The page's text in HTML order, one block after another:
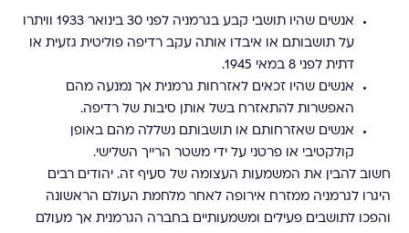
אנשים שהיו תושבי קבע בגרמניה לפני 30 בינואר 1933 וויתרו
על תושבותם או איבדו אותה עקב רדיפה פוליטית גזעית או
דתית לפני 8 במאי 1945.
אנשים שהיו זכאים לאזרחות גרמנית אך נמנעה מהם
האפשרות להתאזרח בשל אותן סיבות של רדיפה.
אנשים שאזרחותם או תושבותם נשללה מהם באופן
קולקטיבי או פרטני על ידי משטר הרייך השלישי.
חשוב להבין את המשמעות העצומה של סעיף זה. יהודים רבים
היגרו לגרמניה ממזרח אירופה לאחר מלחמת העולם הראשונה
והפכו לתושבים פעילים ומשמעותיים בחברה הגרמנית אך מעולם